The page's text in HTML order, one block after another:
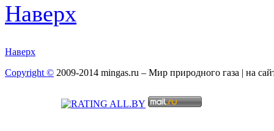
Наверх
Наверх
Copyright © 2009-2014 mingas.ru – Мир природного газа | на